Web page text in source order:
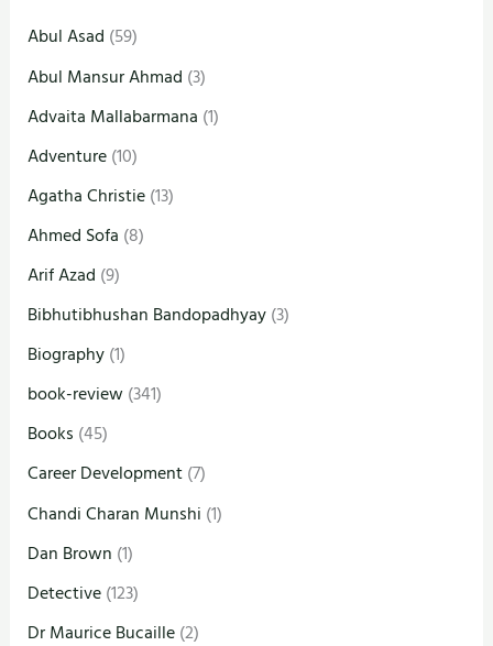
Abul Asad (59)
Abul Mansur Ahmad (3)
Advaita Mallabarmana (1)
Adventure(10)
Agatha Christie(13)
Ahmed Sofa (8)
Arif Azad (9)
Bibhutibhushan Bandopadhyay(3)
Biography(1)
book-review(341)
Books (45)
Career Development(7)
Chandi Charan Munshi (1)
Dan Brown (1)
Detective(123)
Dr Maurice Bucaille(2)